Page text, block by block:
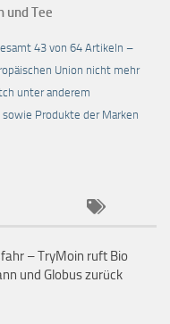
und Tee
43 von 64 Artikeln –
Union nicht mehr
unter anderem
sowie Produkte der Marken
– TryMoin ruft Bio
und Globus zurück